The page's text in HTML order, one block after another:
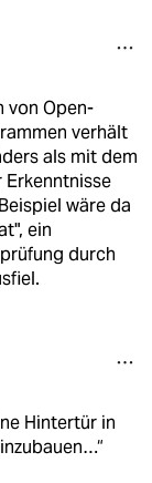
von Open-
verhält
als mit dem
wäre da
ein
durch
Hintertür in